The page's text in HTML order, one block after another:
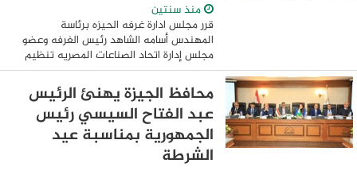
منذ سنتين
قرر مجلس ادارة غرفه الحيزه برئاسة
المهندس أسامه الشاهد رئيس الغرفه وعضو
مجلس إدارة اتحاد الصناعات المصريه تنظيم
الغرفه لثلاث معارض وذلك استعدادا لشهر
رمضان بالتعاون مع محافظة الجيزه ، وقال
السيد ...
محافظ الجيزة يهنئ الرئيس
عبد الفتاح السيسي رئيس
الجمهورية بمناسبة عيد
الشرطة